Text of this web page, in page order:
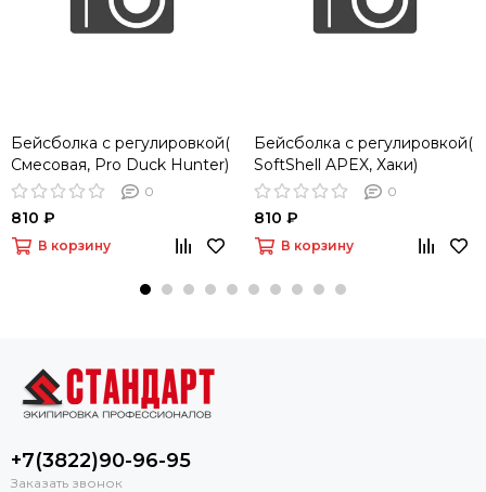
Бейсболка с регулировкой(
Смесовая, Pro Duck Hunter)
0
810 ₽
В корзину
Бейсболка с регулировкой(
SoftShell APEX, Хаки)
0
810 ₽
В корзину
+7(3822)90-96-95
Заказать звонок